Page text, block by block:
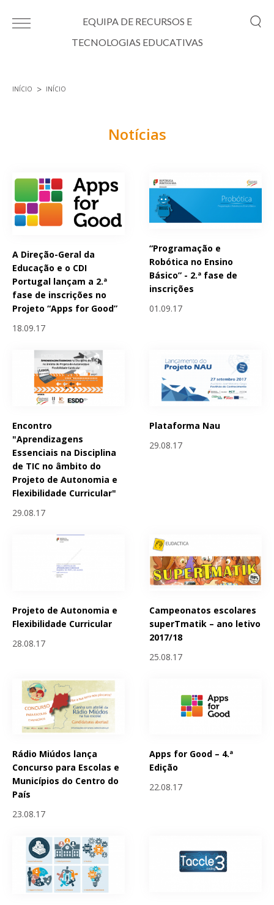
EQUIPA DE RECURSOS E
TECNOLOGIAS EDUCATIVAS
INÍCIO INÍCIO
Notícias
A Direção-Geral da
Educação e o CDI
Portugal lançam a 2.ª
fase de inscrições no
Projeto “Apps for Good”
18.09.17
“Programação e
Robótica no Ensino
Básico” - 2.ª fase de
inscrições
01.09.17
Encontro
"Aprendizagens
Essenciais na Disciplina
de TIC no âmbito do
Projeto de Autonomia e
Flexibilidade Curricular"
29.08.17
Plataforma Nau
29.08.17
Projeto de Autonomia e
Flexibilidade Curricular
28.08.17
Campeonatos escolares
superTmatik – ano letivo
2017/18
25.08.17
Rádio Miúdos lança
Concurso para Escolas e
Municípios do Centro do
País
23.08.17
Apps for Good – 4.ª
Edição
22.08.17
Páginas